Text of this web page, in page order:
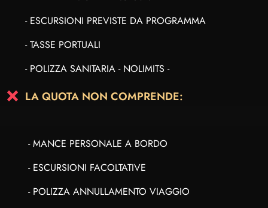
- ESCURSIONI PREVISTE DA PROGRAMMA
- TASSE PORTUALI
- POLIZZA SANITARIA - NOLIMITS -
LA QUOTA NON COMPRENDE:
- MANCE PERSONALE A BORDO
- ESCURSIONI FACOLTATIVE
- POLIZZA ANNULLAMENTO VIAGGIO